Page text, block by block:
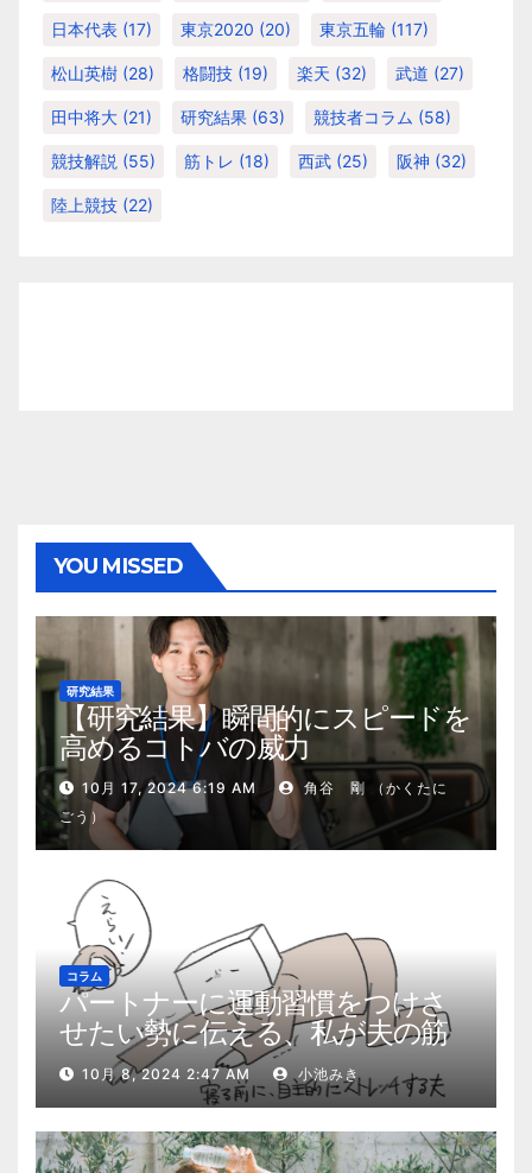
日本代表 (17) 東京2020 (20) 東京五輪 (117)
松山英樹 (28) 格闘技 (19) 楽天 (32) 武道 (27)
田中将大 (21) 研究結果 (63) 競技者コラム (58)
競技解説 (55) 筋トレ (18) 西武 (25) 阪神 (32)
陸上競技 (22)
YOU MISSED
研究結果
【研究結果】瞬間的にスピードを
高めるコトバの威力
10月 17, 2024 6:19 AM
角谷 剛 （かくたに
ごう）
コラム
パートナーに運動習慣をつけさ
せたい勢に伝える、私が夫の筋
肉量を2kg増やした5ステップ
10月 8, 2024 2:47 AM 小池みき